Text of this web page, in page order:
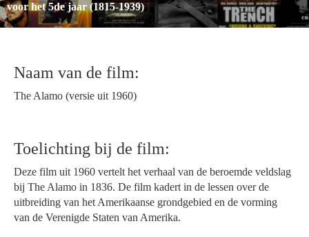
voor het 5de jaar (1815-1939)
Naam van de film:
The Alamo (versie uit 1960)
Toelichting bij de film:
Deze film uit 1960 vertelt het verhaal van de beroemde veldslag
bij The Alamo in 1836. De film kadert in de lessen over de
uitbreiding van het Amerikaanse grondgebied en de vorming
van de Verenigde Staten van Amerika.